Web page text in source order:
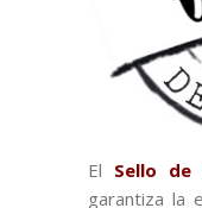
El Sello de
garantiza la